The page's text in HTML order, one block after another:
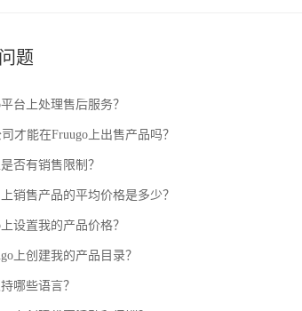
题
台上处理售后服务？
才能在Fruugo上出售产品吗？
否有销售限制？
销售产品的平均价格是多少？
设置我的产品价格？
上创建我的产品目录？
哪些语言？